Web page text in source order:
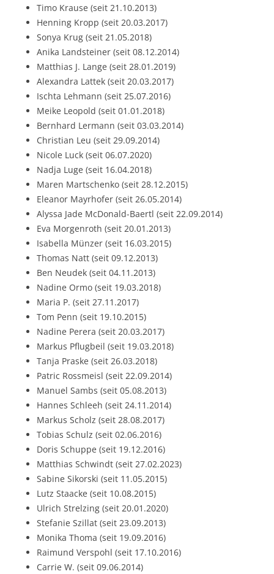
Timo Krause (seit 21.10.2013)
Henning Kropp (seit 20.03.2017)
Sonya Krug (seit 21.05.2018)
Anika Landsteiner (seit 08.12.2014)
Matthias J. Lange (seit 28.01.2019)
Alexandra Lattek (seit 20.03.2017)
Ischta Lehmann (seit 25.07.2016)
Meike Leopold (seit 01.01.2018)
Bernhard Lermann (seit 03.03.2014)
Christian Leu (seit 29.09.2014)
Nicole Luck (seit 06.07.2020)
Nadja Luge (seit 16.04.2018)
Maren Martschenko (seit 28.12.2015)
Eleanor Mayrhofer (seit 26.05.2014)
Alyssa Jade McDonald-Baertl (seit 22.09.2014)
Eva Morgenroth (seit 20.01.2013)
Isabella Münzer (seit 16.03.2015)
Thomas Natt (seit 09.12.2013)
Ben Neudek (seit 04.11.2013)
Nadine Ormo (seit 19.03.2018)
Maria P. (seit 27.11.2017)
Tom Penn (seit 19.10.2015)
Nadine Perera (seit 20.03.2017)
Markus Pflugbeil (seit 19.03.2018)
Tanja Praske (seit 26.03.2018)
Patric Rossmeisl (seit 22.09.2014)
Manuel Sambs (seit 05.08.2013)
Hannes Schleeh (seit 24.11.2014)
Markus Scholz (seit 28.08.2017)
Tobias Schulz (seit 02.06.2016)
Doris Schuppe (seit 19.12.2016)
Matthias Schwindt (seit 27.02.2023)
Sabine Sikorski (seit 11.05.2015)
Lutz Staacke (seit 10.08.2015)
Ulrich Strelzing (seit 20.01.2020)
Stefanie Szillat (seit 23.09.2013)
Monika Thoma (seit 19.09.2016)
Raimund Verspohl (seit 17.10.2016)
Carrie W. (seit 09.06.2014)